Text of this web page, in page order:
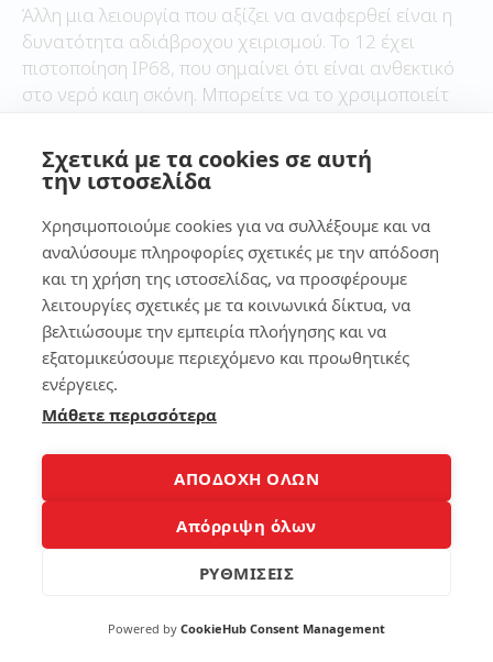
Άλλη μια λειουργία που αξίζει να αναφερθεί είναι η
δυνατότητα αδιάβροχου χειρισμού. Το 12 έχει
πιστοποίηση IP68, που σημαίνει ότι είναι ανθεκτικό
στο νερό καιη σκόνη. Μπορείτε να το χρσιμοποιείτ
για την ασφάλεια της συσκευής.
κινητ τηλέφωνο με εντυπωσιακές λειτουργίες και
απόδση. Η οθόνη του είναι εξαιρετική, τα χρώματα
είναι πολύ ζωντανά και το γυάλινο πίσω μέρος του
προσθέει μια ευχάριστη αίσθηση. Οι χρήστες έχουν
δηλώσει ενουσιασμένοι με την απόδοση και την
ταχύττα του κινητο τηλεφώνου, ενώ η υποστήριξη
της τεχνολογίας 5G αποτλεί ένα μεγάλο προτέρημα.
Τα reviews από τους χρήστες είναι θετικά και
επιλογή για όσουςέλουν ένα αξιπιστο και προηγμένο
κινητό τηλέφωνο.
Σχετικά με τα cookies σε αυτή
την ιστοσελίδα
Χρησιμοποιούμε cookies για να συλλέξουμε και να
αναλύσουμε πληροφορίες σχετικές με την απόδοση
και τη χρήση της ιστοσελίδας, να προσφέρουμε
λειτουργίες σχετικές με τα κοινωνικά δίκτυα, να
βελτιώσουμε την εμπειρία πλοήγησης και να
εξατομικεύσουμε περιεχόμενο και προωθητικές
ενέργειες.
Μάθετε περισσότερα
ΑΠΟΔΟΧΗ ΟΛΩΝ
Απόρριψη όλων
ΡΥΘΜΙΣΕΙΣ
Powered by CookieHub Consent Management